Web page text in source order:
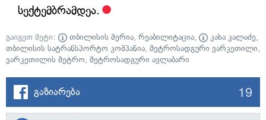
სექტემბრამდეა.
გაიგეთ მეტი: თბილისის მერია, რეაბილიტაცია, კახა კალაძე,
თბილისის სატრანსპორტო კომპანია, მეტროსადგური ვარკეთილი,
ვარკეთილის მეტრო, მეტროსადგური ავლაბარი
გაზიარება 19